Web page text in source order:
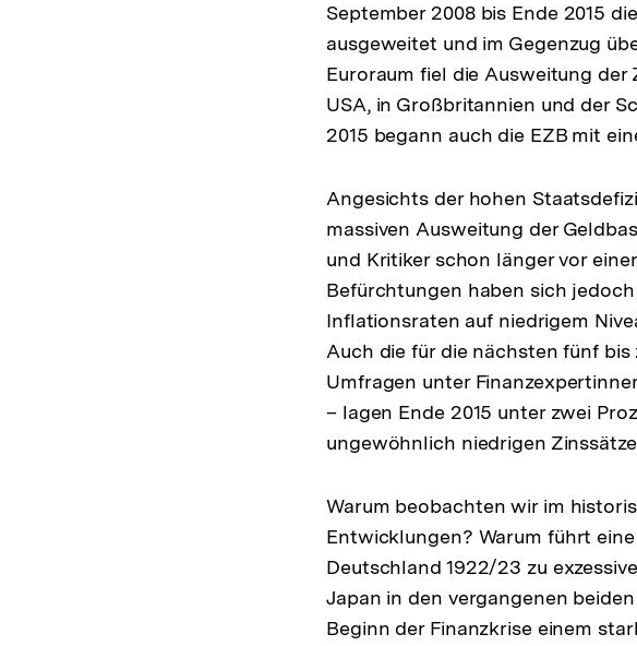
September 2008 bis Ende 2015
ausgeweitet und im Gegenzug
Euroraum fiel die Ausweitung
USA, in Großbritannien und der
2015 begann auch die EZB mit
Angesichts der hohen
massiven Ausweitung der
und Kritiker schon länger vor
Befürchtungen haben sich
Inflationsraten auf niedrigem
Auch die für die nächsten fünf
Umfragen unter
– lagen Ende 2015 unter zwei
ungewöhnlich niedrigen
Warum beobachten wir im
Entwicklungen? Warum führt
Deutschland 1922/23 zu
Japan in den vergangenen
Beginn der Finanzkrise einem